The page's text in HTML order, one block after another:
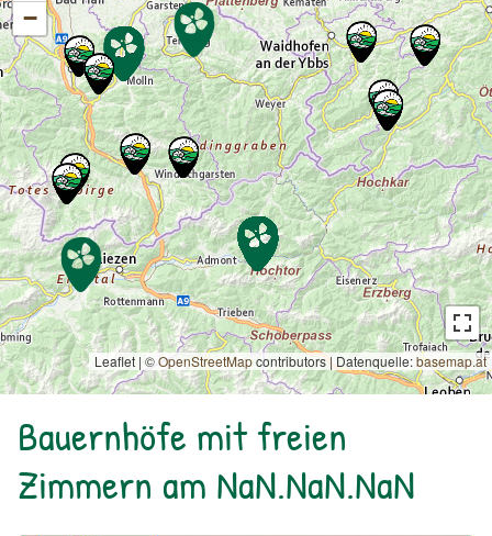
−
Leaflet | ©OpenStreetMapcontributors | Datenquelle:basemap.at
Bauernhöfe mit freien
Zimmern am NaN.NaN.NaN